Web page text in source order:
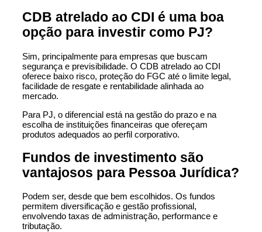
CDB atrelado ao CDI é uma boa
opção para investir como PJ?
Sim, principalmente para empresas que buscam
segurança e previsibilidade. O CDB atrelado ao CDI
oferece baixo risco, proteção do FGC até o limite legal,
facilidade de resgate e rentabilidade alinhada ao
mercado.
Para PJ, o diferencial está na gestão do prazo e na
escolha de instituições financeiras que ofereçam
produtos adequados ao perfil corporativo.
Fundos de investimento são
vantajosos para Pessoa Jurídica?
Podem ser, desde que bem escolhidos. Os fundos
permitem diversificação e gestão profissional,
envolvendo taxas de administração, performance e
tributação.